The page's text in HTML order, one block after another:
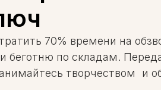
70% времени на
беготню по складам.
творчеством и